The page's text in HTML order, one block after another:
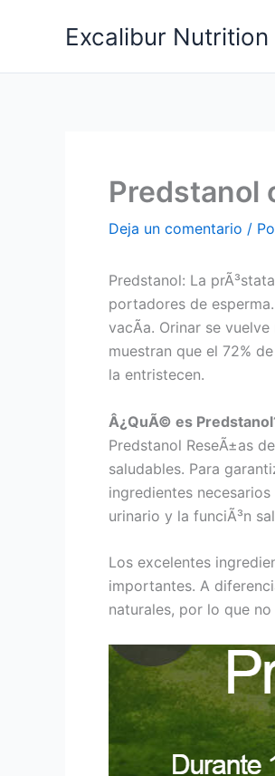
Excalibur Nutrition
Predstanol
Deja un comentario /
Predstanol: La
portadores de
vacÃ­a. Orinar se
muestran que el 72%
la entristecen.
Â¿QuÃ© es
Predstanol ReseÃ±as
saludables. Para
ingredientes
urinario y la funciÃ³n
Los excelentes
importantes. A
naturales, por lo que